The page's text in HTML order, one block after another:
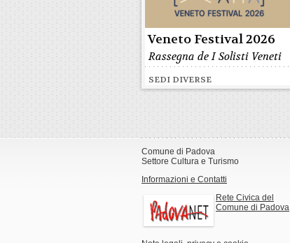
Veneto Festival 2026
Rassegna de I Solisti Veneti
SEDI DIVERSE
Comune di Padova
Settore Cultura e Turismo
Informazioni e Contatti
Rete Civica del
Comune di Padova